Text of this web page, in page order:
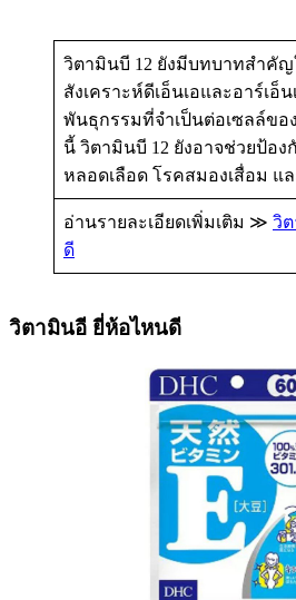
วิตามินบี 12 ยังมีบทบาทสำคั
สังเคราะห์ดีเอ็นเอและอาร์เอ็น
พันธุกรรมที่จำเป็นต่อเซลล์ขอ
นี้ วิตามินบี 12 ยังอาจช่วยป้อง
หลอดเลือด โรคสมองเสื่อม แ
อ่านรายละเอียดเพิ่มเติม ≫ วิ
ดี
วิตามินอี ยี่ห้อไหนดี